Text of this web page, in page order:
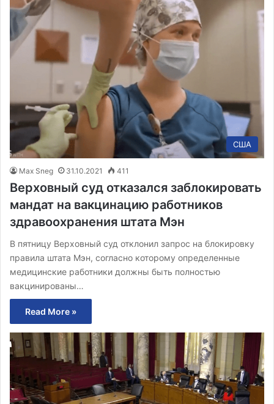
США
Max Sneg 31.10.2021 411
Верховный суд отказался заблокировать
мандат на вакцинацию работников
здравоохранения штата Мэн
В пятницу Верховный суд отклонил запрос на блокировку
правила штата Мэн, согласно которому определенные
медицинские работники должны быть полностью
вакцинированы…
Read More »